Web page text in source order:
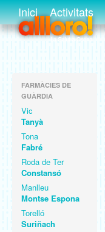
Inici Activitats
FARMÀCIES DE
GUÀRDIA
Vic
Tanyà
Tona
Fabré
Roda de Ter
Constansó
Manlleu
Montse Espona
Torelló
Suriñach